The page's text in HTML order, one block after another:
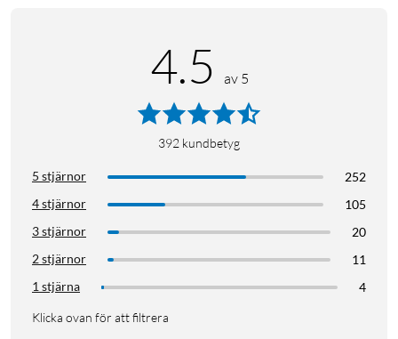
4.5 av 5
392 kundbetyg
5 stjärnor
252
4 stjärnor
105
3 stjärnor
20
2 stjärnor
11
1 stjärna
4
Klicka ovan för att filtrera